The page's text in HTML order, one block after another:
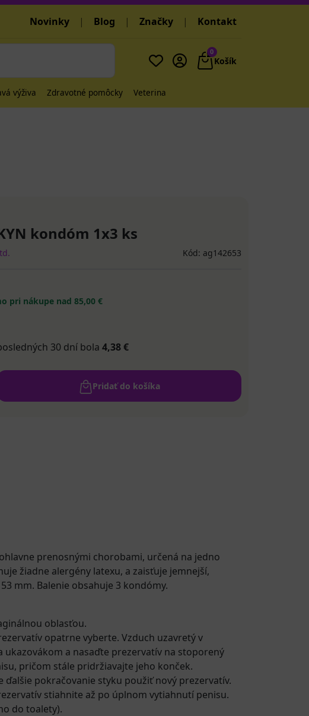
Novinky | Blog | Značky | Kontakt
0
Košík
výživa Zdravotné pomôcky Veterina
kondóm 1x3 ks
Kód: ag142653
pri nákupe nad 85,00 €
30 dní bola 4,38 €
Pridať do košíka
prenosnými chorobami, určená na jedno
žiadne alergény latexu, a zaisťuje jemnejší,
mm. Balenie obsahuje 3 kondómy.
oblasťou.
opatrne vyberte. Vzduch uzavretý v
a nasaďte prezervatív na stoporený
pričom stále pridržiavajte jeho konček.
ďalšie pokračovanie styku použiť nový prezervatív.
stiahnite až po úplnom vytiahnutí penisu.
do toalety).